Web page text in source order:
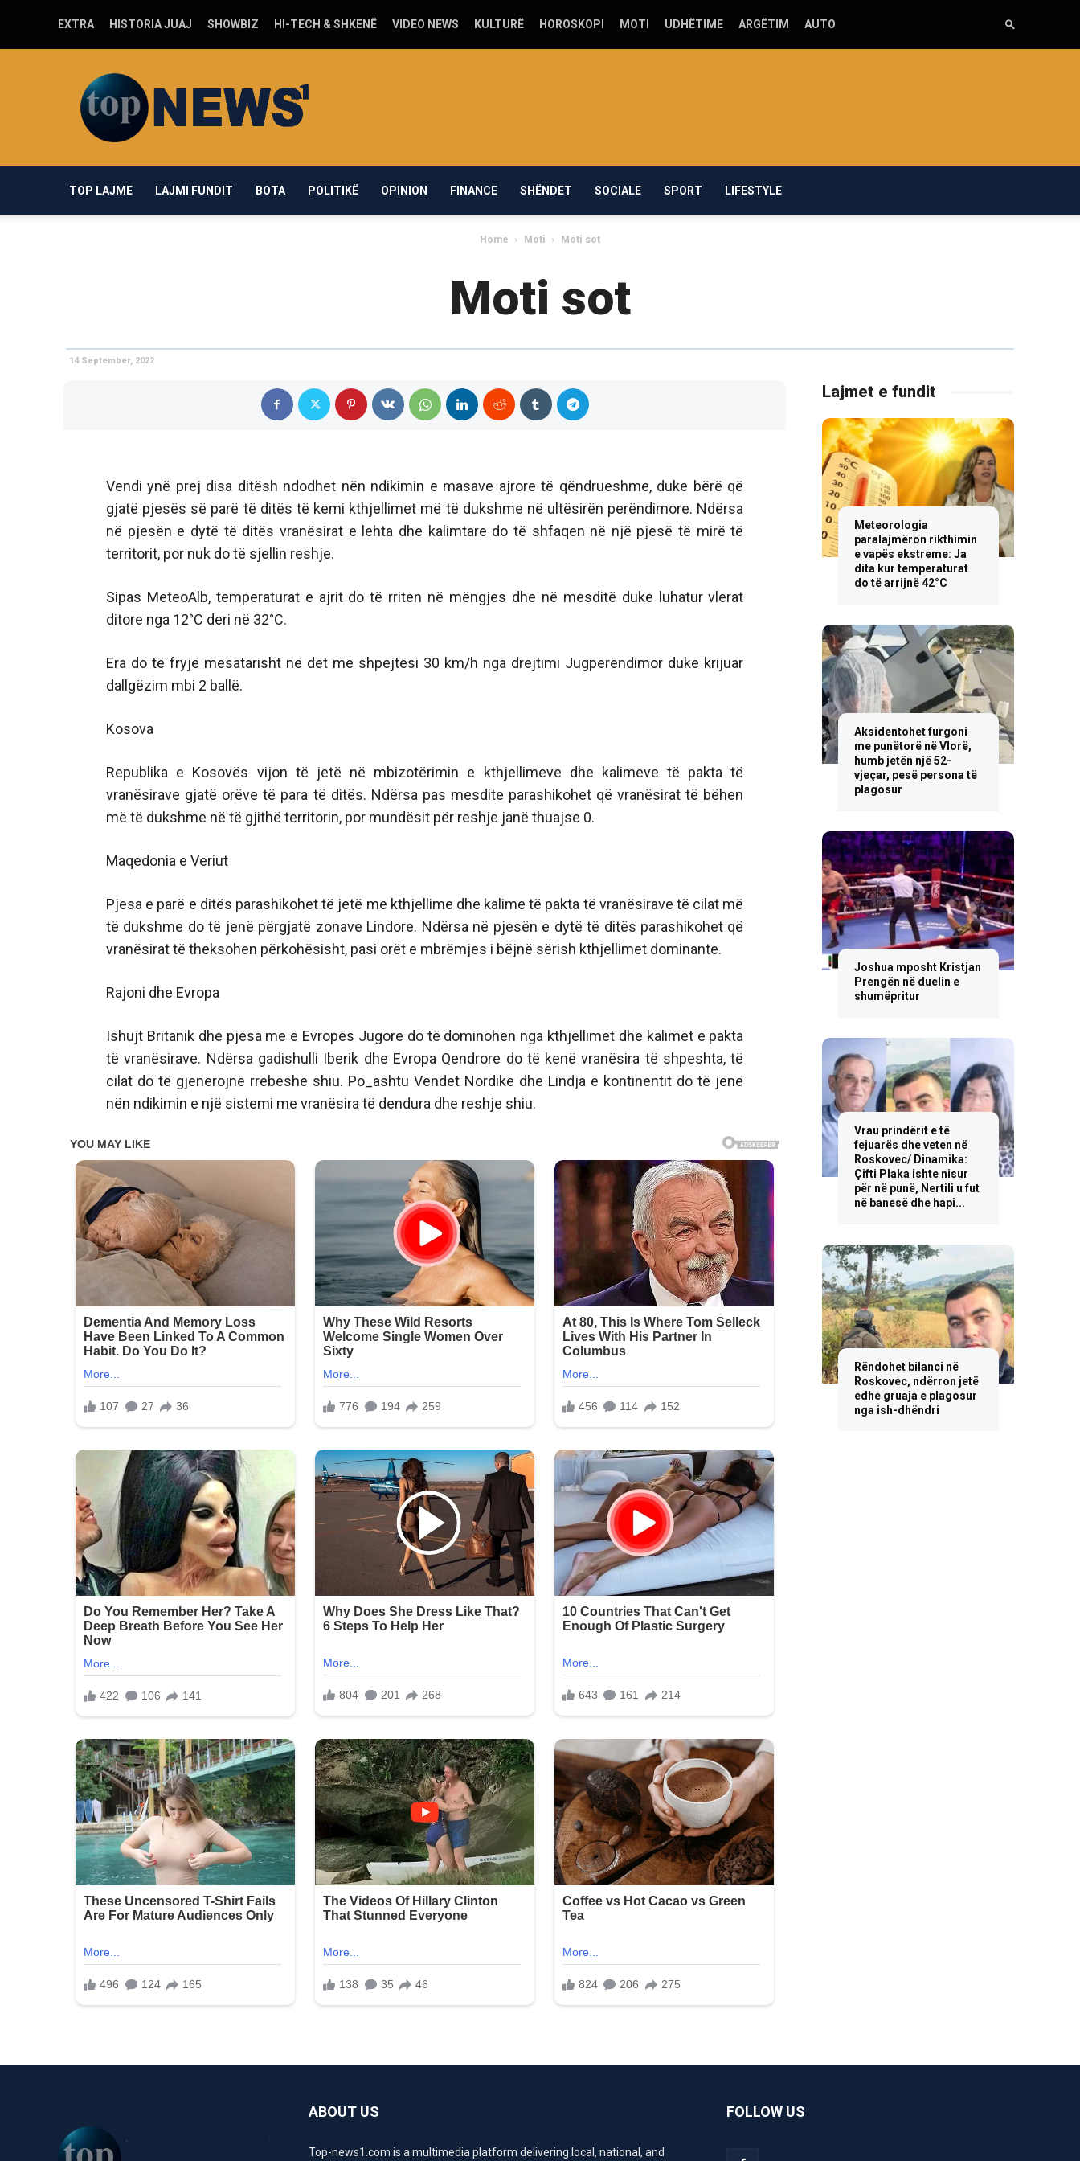
EXTRA HISTORIA JUAJ SHOWBIZ HI-TECH & SHKENË VIDEO NEWS KULTURË HOROSKOPI MOTI UDHËTIME ARGËTIM AUTO
news1.com
TOP LAJME LAJMI FUNDIT BOTA POLITIKË OPINION FINANCE SHËNDET SOCIALE SPORT LIFESTYLE
Home Moti Moti sot
Moti sot
14 September, 2022
Vendi ynë prej disa ditësh ndodhet nën ndikimin e masave ajrore të qëndrueshme, duke bërë që
gjatë pjesës së parë të ditës të kemi kthjellimet më të dukshme në ultësirën perëndimore. Ndërsa
në pjesën e dytë të ditës vranësirat e lehta dhe kalimtare do të shfaqen në një pjesë të mirë të
territorit, por nuk do të sjellin reshje.
Sipas MeteoAlb, temperaturat e ajrit do të rriten në mëngjes dhe në mesditë duke luhatur vlerat
ditore nga 12°C deri në 32°C.
Era do të fryjë mesatarisht në det me shpejtësi 30 km/h nga drejtimi Jugperëndimor duke krijuar
dallgëzim mbi 2 ballë.
Kosova
Republika e Kosovës vijon të jetë në mbizotërimin e kthjellimeve dhe kalimeve të pakta të
vranësirave gjatë orëve të para të ditës. Ndërsa pas mesdite parashikohet që vranësirat të bëhen
më të dukshme në të gjithë territorin, por mundësit për reshje janë thuajse 0.
Maqedonia e Veriut
Pjesa e parë e ditës parashikohet të jetë me kthjellime dhe kalime të pakta të vranësirave të cilat më
të dukshme do të jenë përgjatë zonave Lindore. Ndërsa në pjesën e dytë të ditës parashikohet që
vranësirat të theksohen përkohësisht, pasi orët e mbrëmjes i bëjnë sërish kthjellimet dominante.
Rajoni dhe Evropa
Ishujt Britanik dhe pjesa me e Evropës Jugore do të dominohen nga kthjellimet dhe kalimet e pakta
të vranësirave. Ndërsa gadishulli Iberik dhe Evropa Qendrore do të kenë vranësira të shpeshta, të
cilat do të gjenerojnë rrebeshe shiu. Po_ashtu Vendet Nordike dhe Lindja e kontinentit do të jenë
nën ndikimin e një sistemi me vranësira të dendura dhe reshje shiu.
Lajmet e fundit
Meteorologia
paralajmëron rikthimin
e vapës ekstreme: Ja
dita kur temperaturat
do të arrijnë 42°C
Aksidentohet furgoni
me punëtorë në Vlorë,
humb jetën një 52-
vjeçar, pesë persona të
plagosur
Joshua mposht Kristjan
Prengën në duelin e
shumëpritur
Vrau prindërit e të
fejuarës dhe veten në
Roskovec/ Dinamika:
Çifti Plaka ishte nisur
për në punë, Nertili u fut
në banesë dhe hapi...
Rëndohet bilanci në
Roskovec, ndërron jetë
edhe gruaja e plagosur
nga ish-dhëndri
ABOUT US
Top-news1.com is a multimedia platform delivering local, national, and
FOLLOW US